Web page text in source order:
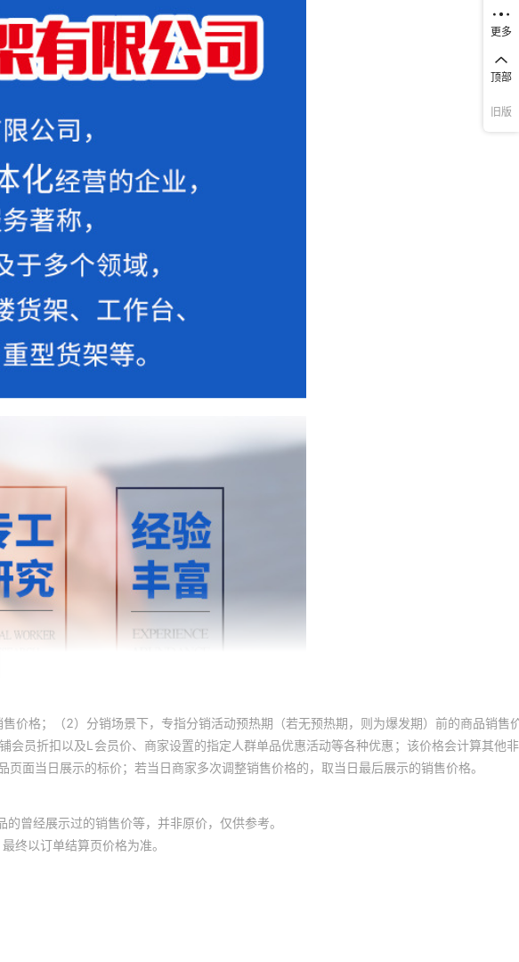
价格；（2）分销场景下，专指分销活动预热期（若无预热期，则为爆发期）前的商品销售
员折扣以及L会员价、商家设置的指定人群单品优惠活动等各种优惠；该价格会计算其他
面当日展示的标价；若当日商家多次调整销售价格的，取当日最后展示的销售价格。
曾经展示过的销售价等，并非原价，仅供参考。
终以订单结算页价格为准。
更多
顶部
旧版